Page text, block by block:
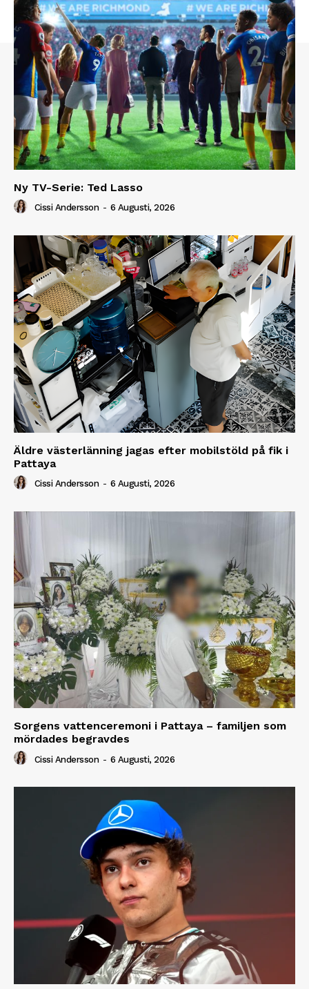
Ny TV-Serie: Ted Lasso
Cissi Andersson - 6 Augusti, 2026
Äldre västerlänning jagas efter mobilstöld på fik i
Pattaya
Cissi Andersson - 6 Augusti, 2026
Sorgens vattenceremoni i Pattaya – familjen som
mördades begravdes
Cissi Andersson - 6 Augusti, 2026